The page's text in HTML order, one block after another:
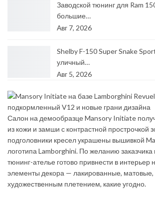
Заводской тюнинг для Ram
большие…
Авг 7, 2026
Shelby F-150 Super Snake
уличный…
Авг 5, 2026
Салон на демообразце Mansory Initiate
из кожи и замши с контрастной прострочкой
подголовники кресел украшены вышивкой
логотипа Lamborghini. По желанию заказчика
тюнинг-ателье готово привнести в интерьер
элементы декора — лакированные, матовые,
художественным плетением, какие угодно.